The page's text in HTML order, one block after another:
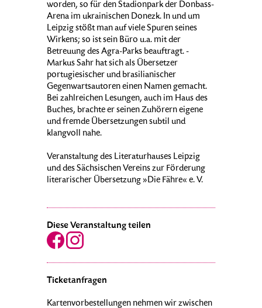
worden, so für den Stadionpark der Donbass-
Arena im ukrainischen Donezk. In und um
Leipzig stößt man auf viele Spuren seines
Wirkens; so ist sein Büro u.a. mit der
Betreuung des Agra-Parks beauftragt. -
Markus Sahr hat sich als Übersetzer
portugiesischer und brasilianischer
Gegenwartsautoren einen Namen gemacht.
Bei zahlreichen Lesungen, auch im Haus des
Buches, brachte er seinen Zuhörern eigene
und fremde Übersetzungen subtil und
klangvoll nahe.
Veranstaltung des Literaturhauses Leipzig
und des Sächsischen Vereins zur Förderung
literarischer Übersetzung »Die Fähre« e. V.
Diese Veranstaltung teilen
Ticketanfragen
Kartenvorbestellungen nehmen wir zwischen